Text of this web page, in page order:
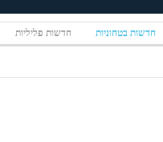
חדשות בטחוניות חדשות פליליות